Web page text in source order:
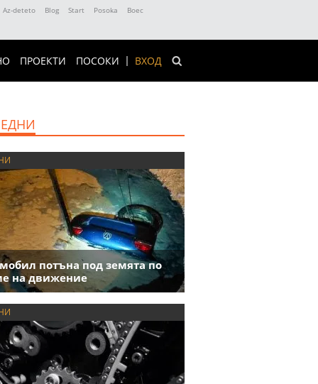
Az-deteto Blog Start Posoka
Boec
ВХОД
ПРОЕКТИ ПОСОКИ
потъна под земята по
на движение